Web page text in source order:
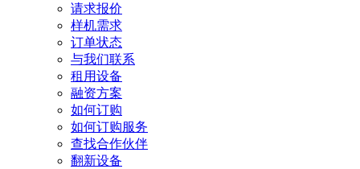
请求报价
样机需求
订单状态
与我们联系
租用设备
融资方案
如何订购
如何订购服务
查找合作伙伴
翻新设备